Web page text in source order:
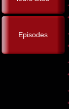
Episodes